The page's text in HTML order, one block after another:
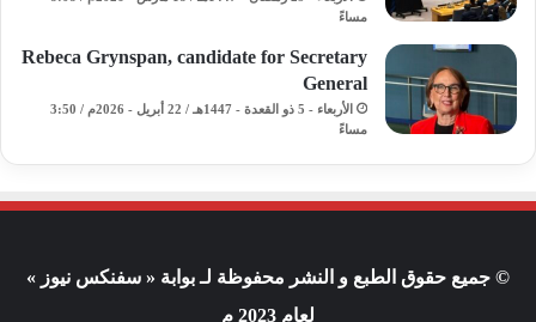
مساءً
Rebeca Grynspan, candidate for Secretary
General
الأربعاء - 5 ذو القعدة - 1447هـ / 22 أبريل - 2026م / 3:50
مساءً
© جميع حقوق الطبع و النشر محفوظة لـ بوابة « سفنكس نيوز »
لعام 2023 م